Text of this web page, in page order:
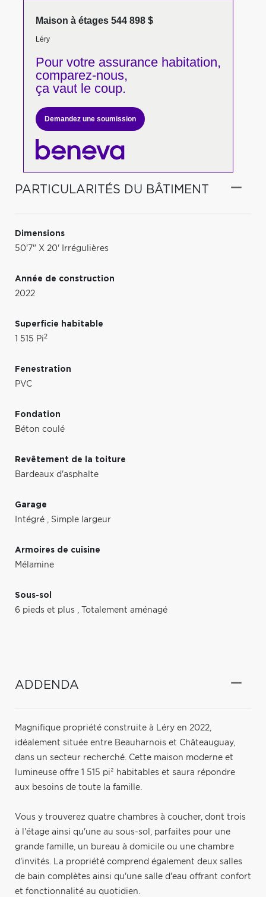
Maison à étages 544 898 $
Léry
Pour votreassurance habitation,
comparez-nous,
ça vaut le coup.
Demandez une soumission
PARTICULARITÉS DU BÂTIMENT
Dimensions
50'7" X 20' Irrégulières
Année de construction
2022
Superficie habitable
1 515 Pi2
Fenestration
PVC
Fondation
Béton coulé
Revêtement de la toiture
Bardeaux d'asphalte
Garage
Intégré , Simple largeur
Armoires de cuisine
Mélamine
Sous-sol
6 pieds et plus , Totalement aménagé
ADDENDA
Magnifique propriété construite à Léry en 2022,
idéalement située entre Beauharnois et Châteauguay,
dans un secteur recherché. Cette maison moderne et
lumineuse offre 1 515 pi² habitables et saura répondre
aux besoins de toute la famille.
Vous y trouverez quatre chambres à coucher, dont trois
à l'étage ainsi qu'une au sous-sol, parfaites pour une
grande famille, un bureau à domicile ou une chambre
d'invités. La propriété comprend également deux salles
de bain complètes ainsi qu'une salle d'eau offrant confort
et fonctionnalité au quotidien.